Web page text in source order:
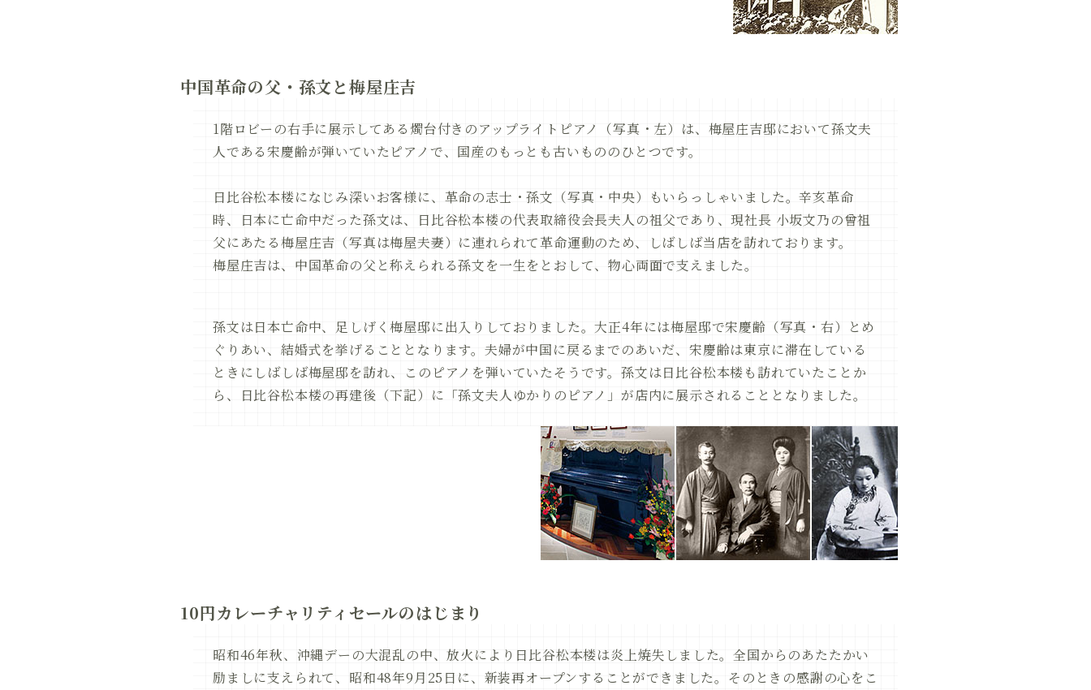
中国革命の父・孫文と梅屋庄吉
1階ロビーの右手に展示してある燭台付きのアップライトピアノ（写真・左）は、梅屋庄吉邸において孫文夫
人である宋慶齢が弾いていたピアノで、国産のもっとも古いもののひとつです。
日比谷松本楼になじみ深いお客様に、革命の志士・孫文（写真・中央）もいらっしゃいました。辛亥革命
時、日本に亡命中だった孫文は、日比谷松本楼の代表取締役会長夫人の祖父であり、現社長 小坂文乃の曾祖
父にあたる梅屋庄吉（写真は梅屋夫妻）に連れられて革命運動のため、しばしば当店を訪れております。
梅屋庄吉は、中国革命の父と称えられる孫文を一生をとおして、物心両面で支えました。
孫文は日本亡命中、足しげく梅屋邸に出入りしておりました。大正4年には梅屋邸で宋慶齢（写真・右）とめ
ぐりあい、結婚式を挙げることとなります。夫婦が中国に戻るまでのあいだ、宋慶齢は東京に滞在している
ときにしばしば梅屋邸を訪れ、このピアノを弾いていたそうです。孫文は日比谷松本楼も訪れていたことか
ら、日比谷松本楼の再建後（下記）に「孫文夫人ゆかりのピアノ」が店内に展示されることとなりました。
10円カレーチャリティセールのはじまり
昭和46年秋、沖縄デーの大混乱の中、放火により日比谷松本楼は炎上焼失しました。全国からのあたたかい
励ましに支えられて、昭和48年9月25日に、新装再オープンすることができました。そのときの感謝の心をこ